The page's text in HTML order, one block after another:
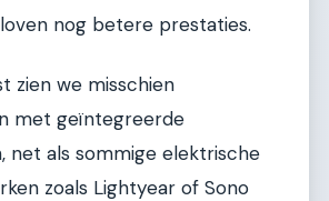
nog betere prestaties.
zien we misschien
met geïntegreerde
net als sommige elektrische
zoals Lightyear of Sono